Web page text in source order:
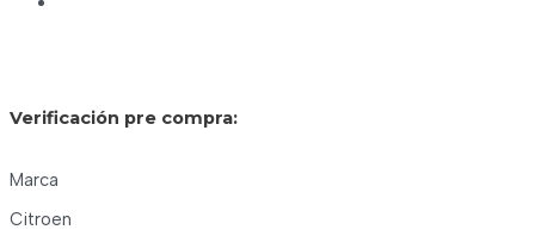
Verificación pre compra:
Marca
Citroen